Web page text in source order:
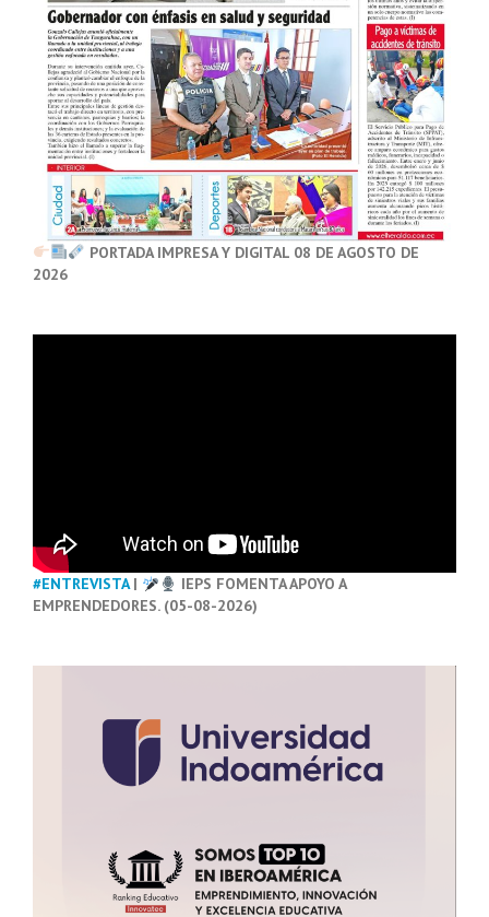
PORTADA IMPRESA Y DIGITAL 08 DE AGOSTO DE
2026
#ENTREVISTA|
IEPS FOMENTA APOYO A
EMPRENDEDORES. (05-08-2026)